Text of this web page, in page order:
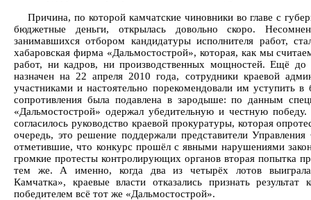
Причина, по которой камчатские чиновники во главе с
бюджетные деньги, открылась довольно скоро.
занимавшихся отбором кандидатуры исполнителя работ,
хабаровская фирма «Дальмостострой», которая, как мы
работ, ни кадров, ни производственных мощностей. Ещё до
назначен на 22 апреля 2010 года, сотрудники краевой
участниками и настоятельно порекомендовали им уступить
сопротивления была подавлена в зародыше: по данным
«Дальмостострой» одержал убедительную и честную
согласилось руководство краевой прокуратуры, которая
очередь, это решение поддержали представители
отметившие, что конкурс прошёл с явными нарушениями
громкие протесты контролирующих органов вторая попытка
тем же. А именно, когда два из четырёх лотов выиграла
Камчатка», краевые власти отказались признать результат
победителем всё тот же «Дальмостострой».